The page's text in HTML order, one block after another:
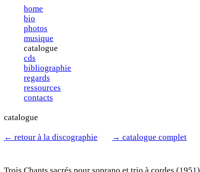
home
bio
photos
musique
catalogue
cds
bibliographie
regards
ressources
contacts
catalogue
← retour à la discographie → catalogue complet